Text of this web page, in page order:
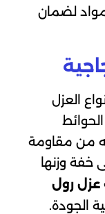
لضمان
العزل
من مقاومة
خفة وزنها
عزل رول
الجودة.